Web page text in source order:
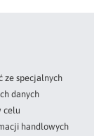
ze specjalnych
danych
celu
handlowych